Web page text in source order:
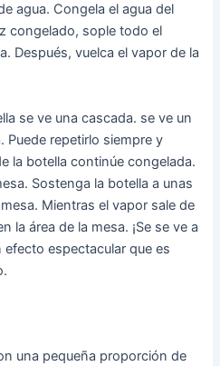
agua. Congela el agua del
congelado, sople todo el
Después, vuelca el vapor de la
se ve una cascada. se ve un
Puede repetirlo siempre y
la botella continúe congelada.
Sostenga la botella a unas
Mientras el vapor sale de
la área de la mesa. ¡Se se ve a
efecto espectacular que es
una pequeña proporción de